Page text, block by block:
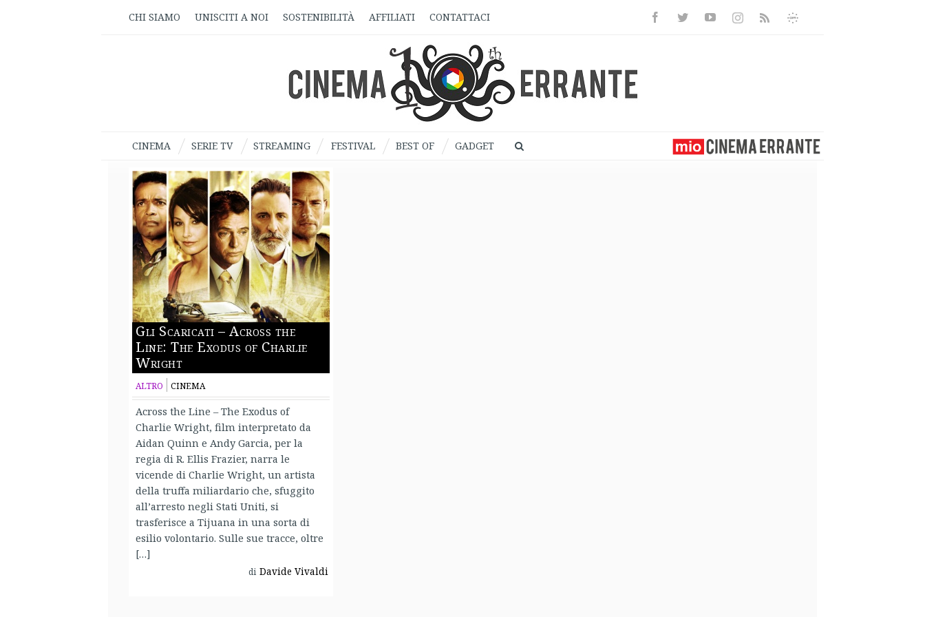
CHI SIAMO UNISCITI A NOI SOSTENIBILITÀ AFFILIATI CONTATTACI FacebookTwitterYoutubeInstagramRss
Informativa
CINEMA SERIE TV STREAMING FESTIVAL BEST OF GADGET
Gli Scaricati – Across the
Line: The Exodus of Charlie
Wright
ALTRO CINEMA
Across the Line – The Exodus of
Charlie Wright, film interpretato da
Aidan Quinn e Andy Garcia, per la
regia di R. Ellis Frazier, narra le
vicende di Charlie Wright, un artista
della truffa miliardario che, sfuggito
all’arresto negli Stati Uniti, si
trasferisce a Tijuana in una sorta di
esilio volontario. Sulle sue tracce, oltre
[…]
di Davide Vivaldi